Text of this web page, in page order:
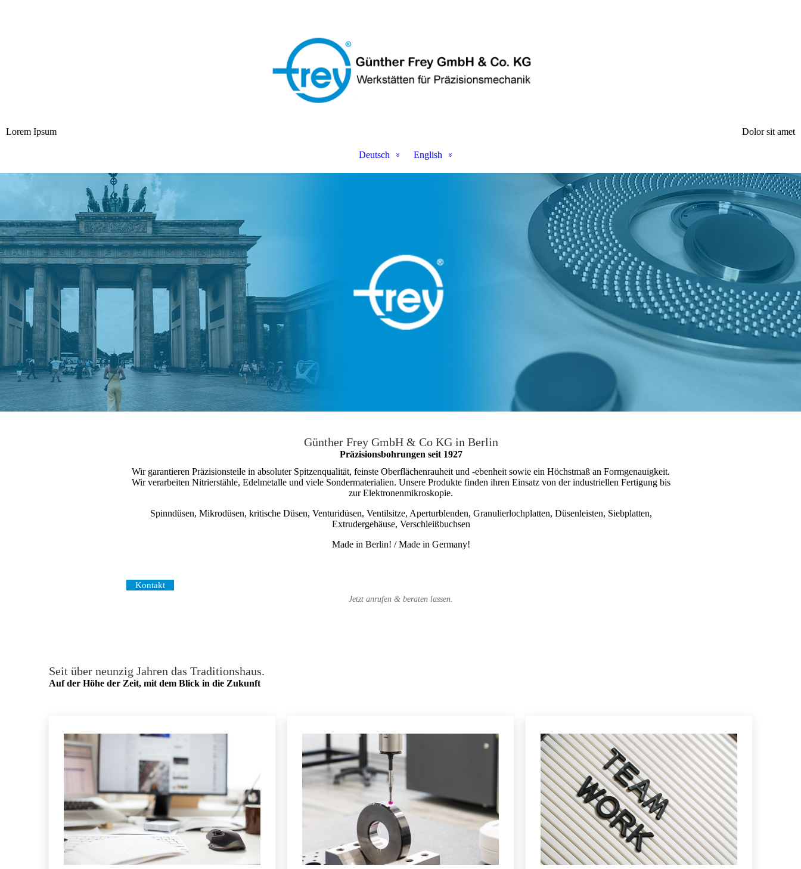
Lorem Ipsum Dolor sit amet
Deutsch English
Günther Frey GmbH & Co KG in Berlin
Präzisionsbohrungen seit 1927
Wir garantieren Präzisionsteile in absoluter Spitzenqualität, feinste Oberflächenrauheit und -ebenheit sowie ein Höchstmaß an Formgenauigkeit.
Wir verarbeiten Nitrierstähle, Edelmetalle und viele Sondermaterialien. Unsere Produkte finden ihren Einsatz von der industriellen Fertigung bis
zur Elektronenmikroskopie.
Spinndüsen, Mikrodüsen, kritische Düsen, Venturidüsen, Ventilsitze, Aperturblenden, Granulierlochplatten, Düsenleisten, Siebplatten,
Extrudergehäuse, Verschleißbuchsen
Made in Berlin! / Made in Germany!
Kontakt
Jetzt anrufen & beraten lassen.
Seit über neunzig Jahren das Traditionshaus.
Auf der Höhe der Zeit, mit dem Blick in die Zukunft